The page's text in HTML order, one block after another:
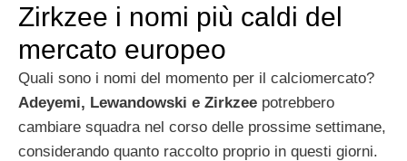
Zirkzee i nomi più caldi del
mercato europeo
Quali sono i nomi del momento per il calciomercato?
Adeyemi, Lewandowski e Zirkzee potrebbero
cambiare squadra nel corso delle prossime settimane,
considerando quanto raccolto proprio in questi giorni.